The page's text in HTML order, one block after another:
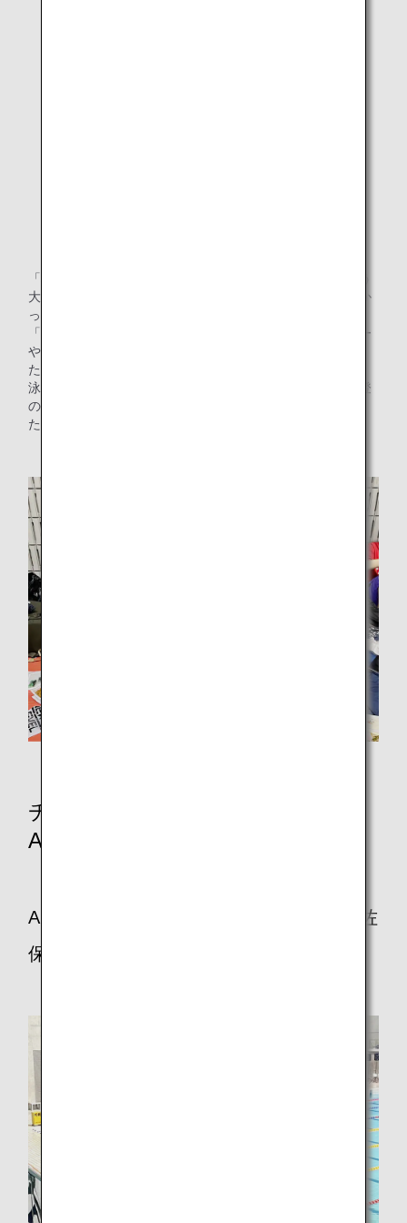
「地震ばかりで不安な気持ちが大きかったけれど、こういう
大きな大会にでることができて、広いプールで泳げて嬉しか
った」
「（大会前に神奈川県や東北の選手と一緒に）バーベキュー
やキャンプをして、多くの同世代と交流ができて楽しかっ
た」と、能登から招待された選手たちは話してくれました。
泳ぐことはもちろん、友人との交流さえ我慢をしていた能登
の子どもたちにとって、この大会は特別な経験となりまし
た。
チャリティースイムに参加した
ANAグループ社員の声
ANA フライトオペレーションセンター 佐
保さん